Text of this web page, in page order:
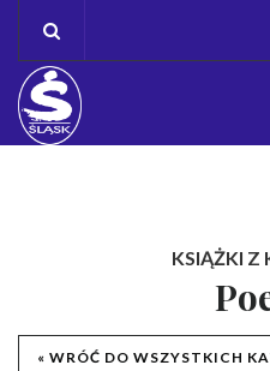
content
KSIĄŻKI Z
« WRÓĆ DO WSZYSTKICH